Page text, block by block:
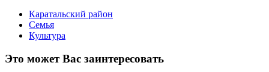
Каратальский район
Семья
Культура
Это может Вас заинтересовать